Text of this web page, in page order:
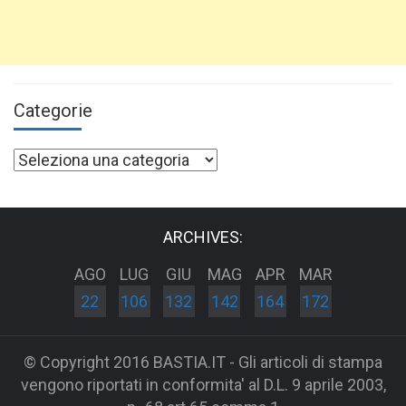
Categorie
Categorie
ARCHIVES:
AGO
22
LUG
106
GIU
132
MAG
142
APR
164
MAR
172
© Copyright 2016 BASTIA.IT - Gli articoli di stampa
vengono riportati in conformita' al D.L. 9 aprile 2003,